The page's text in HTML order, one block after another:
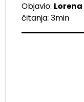
Objavio:
čitanja: 3min